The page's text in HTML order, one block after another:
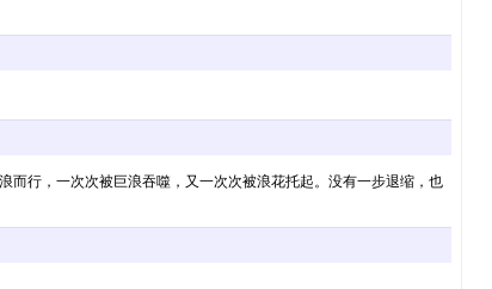
而行，一次次被巨浪吞噬，又一次次被浪花托起。没有一步退缩，也